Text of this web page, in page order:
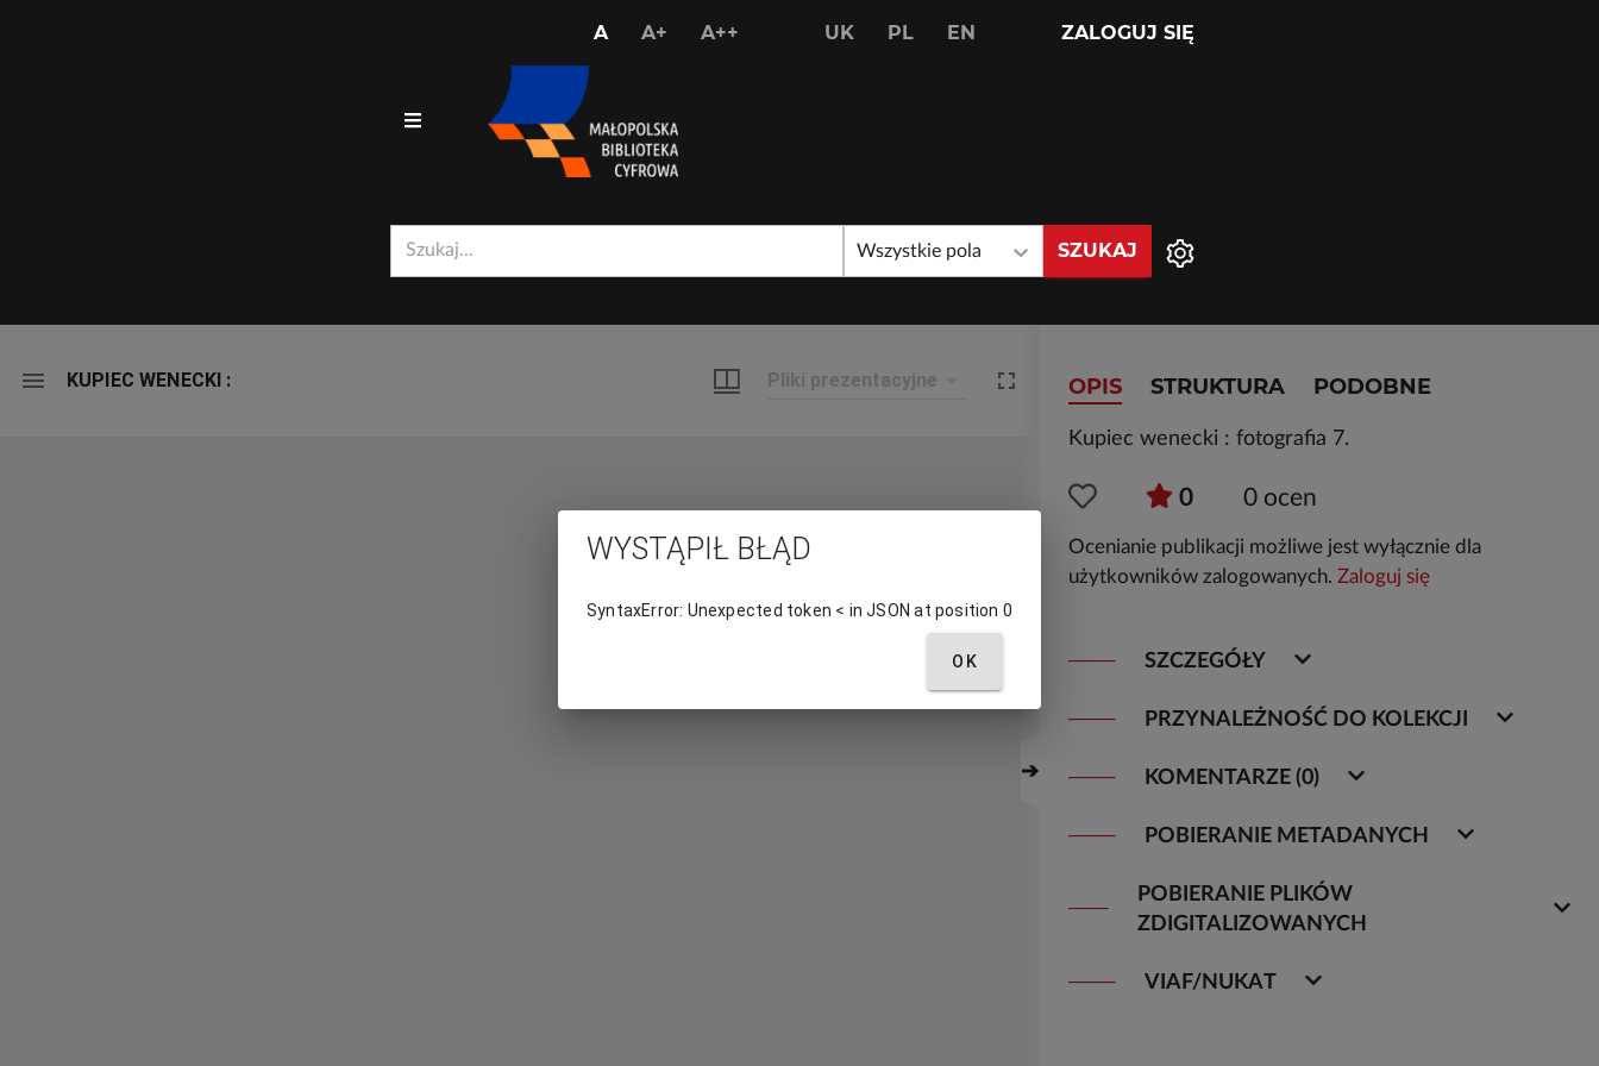
AUSTAW
A+ USTAW
A++ UK PL EN ZALOGUJ SIĘ
Wszystkie pola SZUKAJ
VIEWER
KUPIEC WENECKI :
➔
OPIS STRUKTURA PODOBNE
Kupiec wenecki : fotografia 7.
Ocenianie publikacji możliwe jest wyłącznie dla
użytkowników zalogowanych. Zaloguj się
0 0 ocen
SZCZEGÓŁY
PRZYNALEŻNOŚĆ DO KOLEKCJI
KOMENTARZE (0)
POBIERANIE METADANYCH
POBIERANIE PLIKÓW
ZDIGITALIZOWANYCH
VIAF/NUKAT
WYSTĄPIŁ BŁĄD
SyntaxError: Unexpected token < in JSON at position 0
OK